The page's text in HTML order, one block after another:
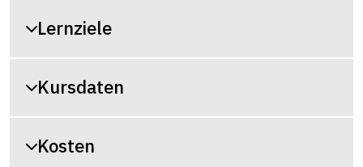
Lernziele
Kursdaten
Kosten